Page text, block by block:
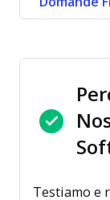
Testiamo e